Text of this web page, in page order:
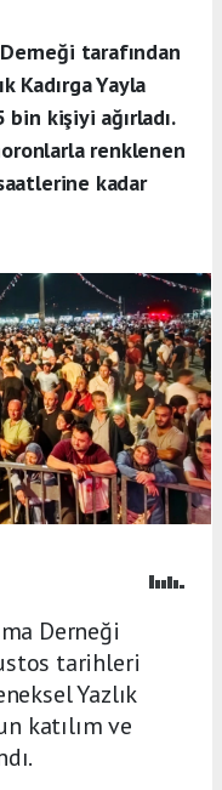
tarafından
Kadırga Yayla
kişiyi ağırladı.
renklenen
kadar
Derneği
tarihleri
Yazlık
katılım ve